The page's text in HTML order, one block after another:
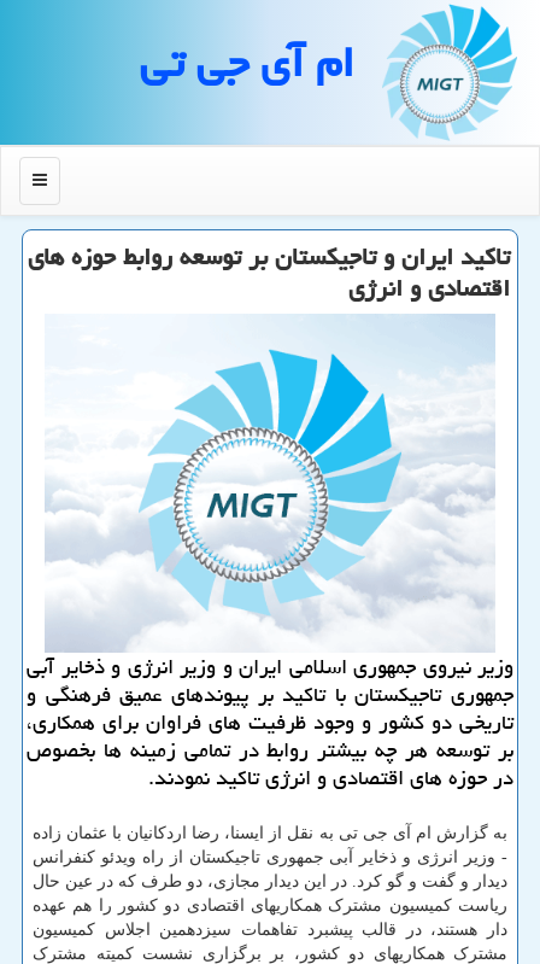
ام آی جی تی
منو
تاكید ایران و تاجیكستان بر توسعه روابط حوزه های
اقتصادی و انرژی
وزیر نیروی جمهوری اسلامی ایران و وزیر انرژی و ذخایر آبی
جمهوری تاجیكستان با تاكید بر پیوندهای عمیق فرهنگی و
تاریخی دو كشور و وجود ظرفیت های فراوان برای همكاری،
بر توسعه هر چه بیشتر روابط در تمامی زمینه ها بخصوص
در حوزه های اقتصادی و انرژی تاكید نمودند.
به گزارش ام آی جی تی به نقل از ایسنا، رضا اردکانیان با عثمان زاده
- وزیر انرژی و ذخایر آبی جمهوری تاجیکستان از راه ویدئو کنفرانس
دیدار و گفت و گو کرد. در این دیدار مجازی، دو طرف که در عین حال
ریاست کمیسیون مشترک همکاریهای اقتصادی دو کشور را هم عهده
دار هستند، در قالب پیشبرد تفاهمات سیزدهمین اجلاس کمیسیون
مشترک همکاریهای دو کشور، بر برگزاری نشست کمیته مشترک